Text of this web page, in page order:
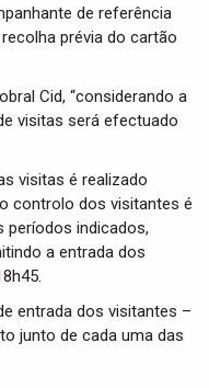
de referência
prévia do cartão
Cid, “considerando a
visitas será efectuado
visitas é realizado
controlo dos visitantes é
períodos indicados,
a entrada dos
entrada dos visitantes –
junto de cada uma das